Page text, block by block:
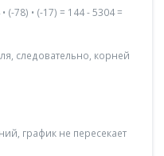
(-78) • (-17) = 144 - 5304 =
следовательно, корней
график не пересекает